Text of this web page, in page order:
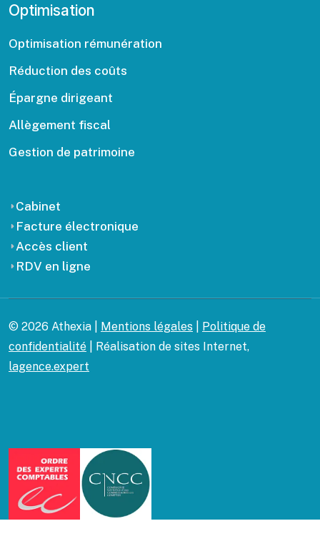
Optimisation
Optimisation rémunération
Réduction des coûts
Épargne dirigeant
Allègement fiscal
Gestion de patrimoine
Cabinet
Facture électronique
Accès client
RDV en ligne
© 2026 Athexia | Mentions légales
Politique de
confidentialité | Réalisation de sites Internet,
lagence.expert